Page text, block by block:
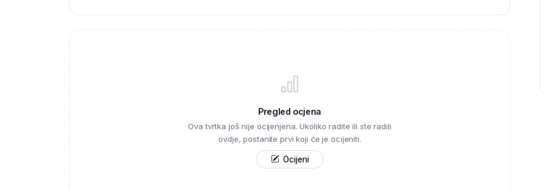
Pregled ocjena
Ova tvrtka još nije ocijenjena. Ukoliko radite ili ste radili
ovdje, postanite prvi koji će je ocijeniti.
Ocijeni